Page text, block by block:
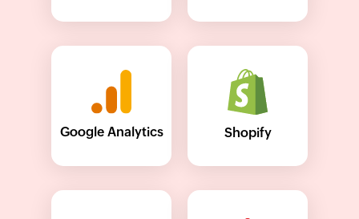
Google Analytics Shopify